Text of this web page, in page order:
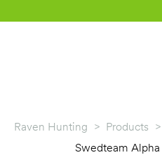
Raven Hunting > Products >
Swedteam